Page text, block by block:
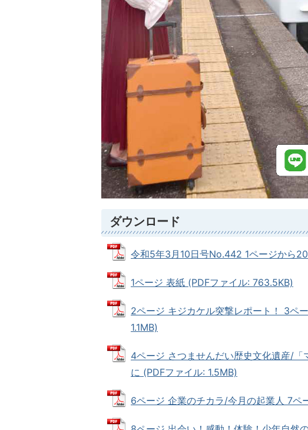
ダウンロード
令和5年3月10日号No.442 1ページから
1ページ 表紙 (PDFファイル: 763.5KB)
2ページ キジカケル突撃レポート！ 3ペ
1.1MB)
4ページ さつませんだい歴史文化遺産/
に (PDFファイル: 1.5MB)
6ページ 企業のチカラ/今月の起業人 7ペ